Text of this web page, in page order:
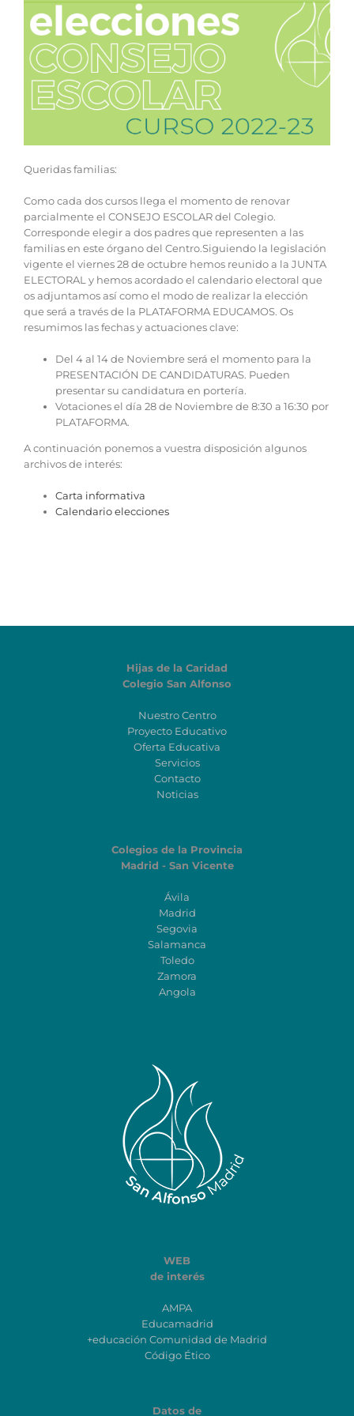
Queridas familias:
Como cada dos cursos llega el momento de renovar
parcialmente el CONSEJO ESCOLAR del Colegio.
Corresponde elegir a dos padres que representen a las
familias en este órgano del Centro.Siguiendo la legislación
vigente el viernes 28 de octubre hemos reunido a la JUNTA
ELECTORAL y hemos acordado el calendario electoral que
os adjuntamos así como el modo de realizar la elección
que será a través de la PLATAFORMA EDUCAMOS. Os
resumimos las fechas y actuaciones clave:
Del 4 al 14 de Noviembre será el momento para la
PRESENTACIÓN DE CANDIDATURAS. Pueden
presentar su candidatura en portería.
Votaciones el día 28 de Noviembre de 8:30 a 16:30 por
PLATAFORMA.
A continuación ponemos a vuestra disposición algunos
archivos de interés:
Carta informativa
Calendario elecciones
Hijas de la Caridad
Colegio San Alfonso
Nuestro Centro
Proyecto Educativo
Oferta Educativa
Servicios
Contacto
Noticias
Colegios de la Provincia
Madrid - San Vicente
Ávila
Madrid
Segovia
Salamanca
Toledo
Zamora
Angola
WEB
de interés
AMPA
Educamadrid
+educación Comunidad de Madrid
Código Ético
Datos de